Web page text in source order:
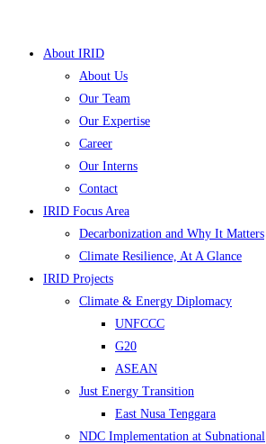
About IRID
About Us
Our Team
Our Expertise
Career
Our Interns
Contact
IRID Focus Area
Decarbonization and Why It Matters
Climate Resilience, At A Glance
IRID Projects
Climate & Energy Diplomacy
UNFCCC
G20
ASEAN
Just Energy Transition
East Nusa Tenggara
NDC Implementation at Subnational